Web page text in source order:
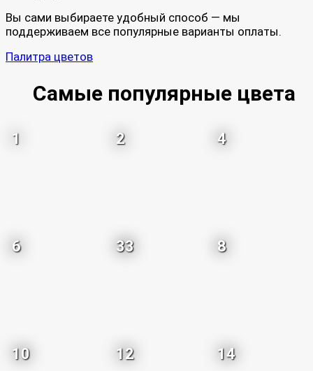
Вы сами выбираете удобный способ — мы
поддерживаем все популярные варианты оплаты.
Палитра цветов
Самые популярные цвета
1 2 4
6 33 8
10 12 14